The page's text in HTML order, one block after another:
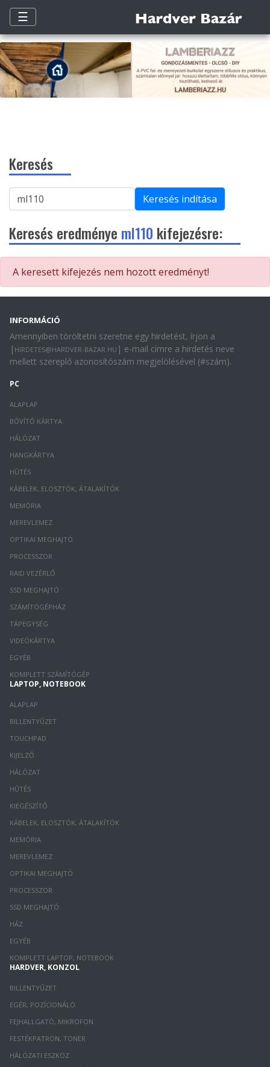
☰
Keresés
Keresés indítása
Keresés eredménye ml110 kifejezésre:
A keresett kifejezés nem hozott eredményt!
INFORMÁCIÓ
Amennyiben töröltetni szeretne egy hirdetést, írjon a
| HIRDETES@HARDVER-BAZAR.HU | e-mail címre a hirdetés neve
mellett szereplő azonosítószám megjelölésével (#szám).
PC
ALAPLAP
BŐVÍTŐ KÁRTYA
HÁLÓZAT
HANGKÁRTYA
HŰTÉS
KÁBELEK, ELOSZTÓK, ÁTALAKÍTÓK
MEMÓRIA
MEREVLEMEZ
OPTIKAI MEGHAJTÓ
PROCESSZOR
RAID VEZÉRLŐ
SSD MEGHAJTÓ
SZÁMÍTÓGÉPHÁZ
TÁPEGYSÉG
VIDEÓKÁRTYA
EGYÉB
KOMPLETT SZÁMÍTÓGÉP
LAPTOP, NOTEBOOK
ALAPLAP
BILLENTYŰZET
TOUCHPAD
KIJELZŐ
HÁLÓZAT
HŰTÉS
KIEGÉSZÍTŐ
KÁBELEK, ELOSZTÓK, ÁTALAKÍTÓK
MEMÓRIA
MEREVLEMEZ
OPTIKAI MEGHAJTÓ
PROCESSZOR
SSD MEGHAJTÓ
HÁZ
EGYÉB
KOMPLETT LAPTOP, NOTEBOOK
HARDVER, KONZOL
BILLENTYŰZET
EGÉR, POZÍCIONÁLÓ
FEJHALLGATÓ, MIKROFON
FESTÉKPATRON, TONER
HÁLÓZATI ESZKÖZ